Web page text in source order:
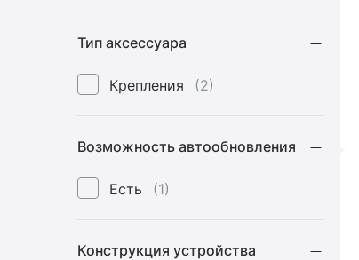
Тип аксессуара
Крепления (2)
Возможность автообновления
Есть (1)
Конструкция устройства